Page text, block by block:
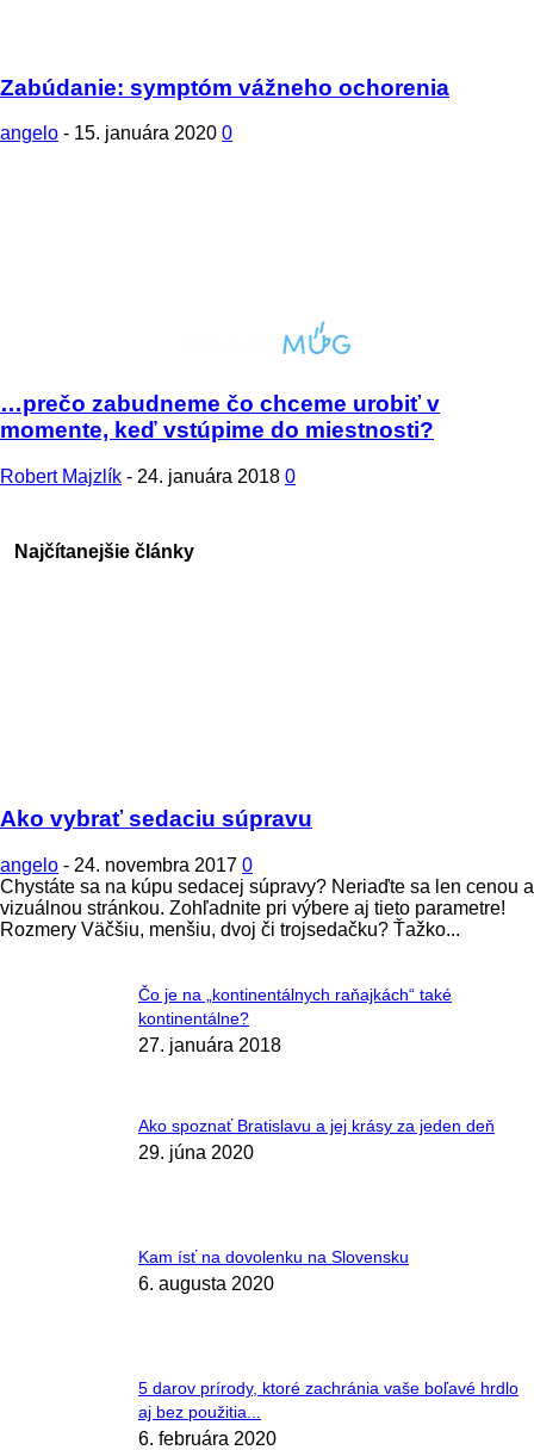
Zabúdanie: symptóm vážneho ochorenia
angelo - 15. januára 2020 0
…prečo zabudneme čo chceme urobiť v
momente, keď vstúpime do miestnosti?
Robert Majzlík - 24. januára 2018 0
Najčítanejšie články
Ako vybrať sedaciu súpravu
angelo - 24. novembra 2017 0
Chystáte sa na kúpu sedacej súpravy? Neriaďte sa len cenou a
vizuálnou stránkou. Zohľadnite pri výbere aj tieto parametre!
Rozmery Väčšiu, menšiu, dvoj či trojsedačku? Ťažko...
Čo je na „kontinentálnych raňajkách“ také
kontinentálne?
27. januára 2018
Ako spoznať Bratislavu a jej krásy za jeden deň
29. júna 2020
Kam ísť na dovolenku na Slovensku
6. augusta 2020
5 darov prírody, ktoré zachránia vaše boľavé hrdlo
aj bez použitia...
6. februára 2020